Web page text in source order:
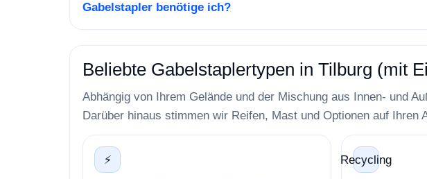
Gabelstapler benötige ich?
Beliebte Gabelstaplertypen in Tilburg (mit
Abhängig von Ihrem Gelände und der Mischung aus Innen- und
Darüber hinaus stimmen wir Reifen, Mast und Optionen auf Ihren
⚡ Recycling